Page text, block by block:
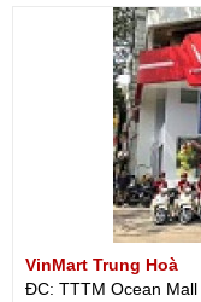
VinMart Trung Hoà
ĐC: TTTM Ocean